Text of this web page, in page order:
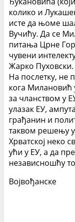
колико и
исте да њоме
Вучићу. Да се
питања Црне
чувени
Жарко Пуховски.
На послетку, не
кога Милановић
за чланством у
улазак ЕУ,
грађанин и
таквом решењу
Хрватској неко
ући у ЕУ, а да
независношћу
Војвођанске